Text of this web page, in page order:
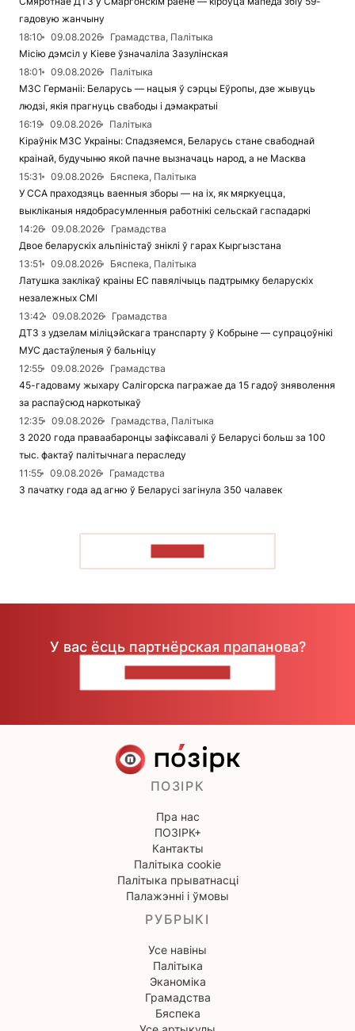
гадовую жанчыну
18:10
09.08.2026
Грамадства, Палітыка
Місію дэмсіл у Кіеве ўзначаліла Зазулінская
18:01
09.08.2026
Палітыка
МЗС Германіі: Беларусь — нацыя ў сэрцы Еўропы, дзе жывуць
людзі, якія прагнуць свабоды і дэмакратыі
16:19
09.08.2026
Палітыка
Кіраўнік МЗС Украіны: Спадзяемся, Беларусь стане свабоднай
краінай, будучыню якой пачне вызначаць народ, а не Масква
15:31
09.08.2026
Бяспека, Палітыка
У ССА праходзяць ваенныя зборы — на іх, як мяркуецца,
выкліканыя нядобрасумленныя работнікі сельскай гаспадаркі
14:26
09.08.2026
Грамадства
Двое беларускіх альпіністаў зніклі ў гарах Кыргызстана
13:51
09.08.2026
Бяспека, Палітыка
Латушка заклікаў краіны ЕС павялічыць падтрымку беларускіх
незалежных СМІ
13:42
09.08.2026
Грамадства
ДТЗ з удзелам міліцэйскага транспарту ў Кобрыне — супрацоўнікі
МУС дастаўленыя ў бальніцу
12:55
09.08.2026
Грамадства
45-гадоваму жыхару Салігорска пагражае да 15 гадоў зняволення
за распаўсюд наркотыкаў
12:35
09.08.2026
Грамадства, Палітыка
З 2020 года праваабаронцы зафіксавалі ў Беларусі больш за 100
тыс. фактаў палітычнага пераследу
11:55
09.08.2026
Грамадства
З пачатку года ад агню ў Беларусі загінула 350 чалавек
У вас ёсць партнёрская прапанова?
ПОЗІРК
Пра нас
ПОЗІРК+
Кантакты
Палітыка cookie
Палітыка прыватнасці
Палажэнні і ўмовы
РУБРЫКІ
Усе навіны
Палітыка
Эканоміка
Грамадства
Бяспека